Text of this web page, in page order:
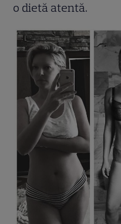
o dietă atentă.